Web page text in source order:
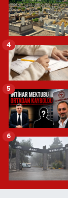
4
5
6